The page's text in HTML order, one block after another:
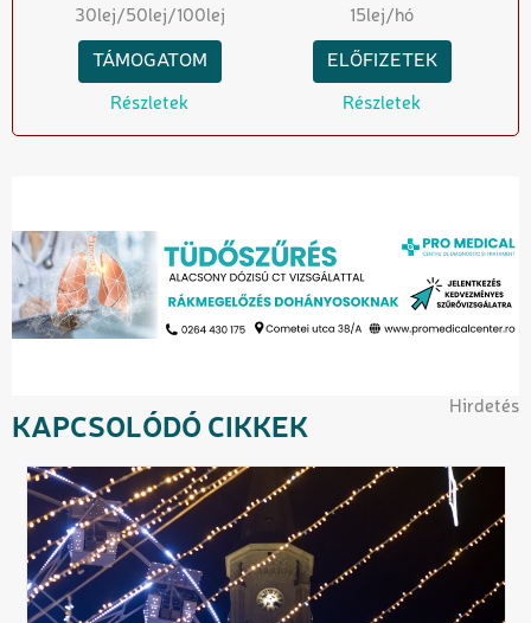
30lej/50lej/100lej
TÁMOGATOM
Részletek
15lej/hó
ELŐFIZETEK
Részletek
Hirdetés
KAPCSOLÓDÓ CIKKEK